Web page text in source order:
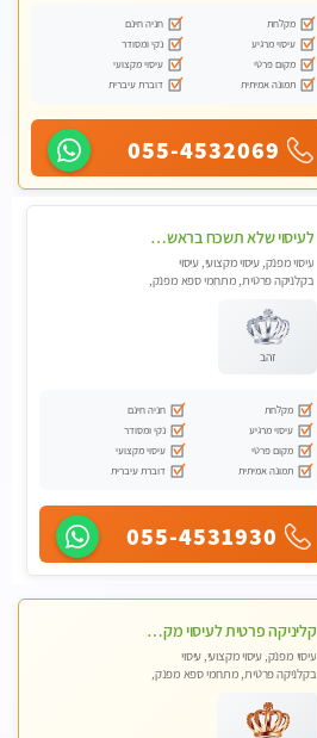
מקלחת
חניה חינם
עיסוי מרגיע
נקי ומסודר
מקום פרטי
עיסוי מקצועי
תמונה אמיתית
דוברת עיברית
055-4532069
לעיסוי שלא תשכח בראשון לציון
עיסוי מפנק, עיסוי מקצועי, עיסוי
בקלניקה פרטית, מתחמי ספא מפנק,
זהב
מקלחת
חניה חינם
עיסוי מרגיע
נקי ומסודר
מקום פרטי
עיסוי מקצועי
תמונה אמיתית
דוברת עיברית
055-4531930
קליניקה פרטית לעיסוי מקצועי ואלטרנטיבי ברמה גבוהה VIP תתקשר ..... highly recommended..new in the city
עיסוי מפנק, עיסוי מקצועי, עיסוי
בקלניקה פרטית, מתחמי ספא מפנק,
טנטרה, עיסוי מגבר לגבר, עיסוי מגבר
לאישה